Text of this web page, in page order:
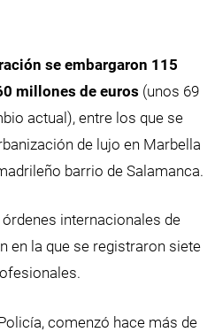
se embargaron 115
millones de euros (unos 69
actual), entre los que se
de lujo en Marbella
barrio de Salamanca.
internacionales de
en la que se registraron siete
comenzó hace más de